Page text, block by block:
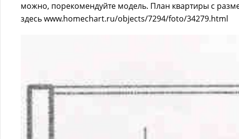
можно, порекомендуйте модель. План квартиры с
здесь www.homechart.ru/objects/7294/foto/34279.html